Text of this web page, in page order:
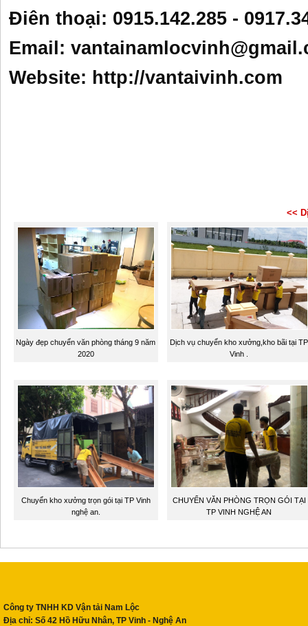
Điên thoại: 0915.142.285 -
Email:
Website: http://vantaivinh.com
<<
Ngày đẹp chuyển văn phòng tháng 9 năm
2020
Dịch vụ chuyển kho xưởng,kho bãi tại TP
Vinh .
Chuyển kho xưởng trọn gói tại TP Vinh
nghệ an.
CHUYỂN VĂN PHÒNG TRỌN GÓI TẠI
TP VINH NGHỆ AN
Công ty TNHH KD Vận tải Nam Lộc
Địa chỉ: Số 42 Hồ Hữu Nhân, TP Vinh - Nghệ An